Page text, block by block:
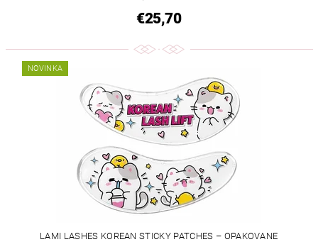
€25,70
NOVINKA
LAMI LASHES KOREAN STICKY PATCHES – OPAKOVANE